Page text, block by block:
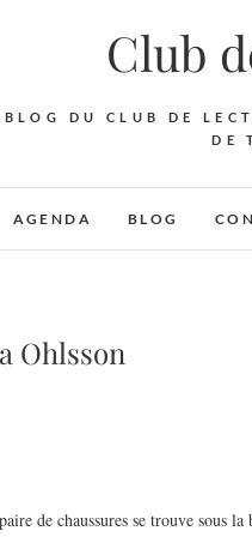
Club
BLOG DU CLUB DE
DE
AGENDA BLOG
Ohlsson
de chaussures se trouve sous la